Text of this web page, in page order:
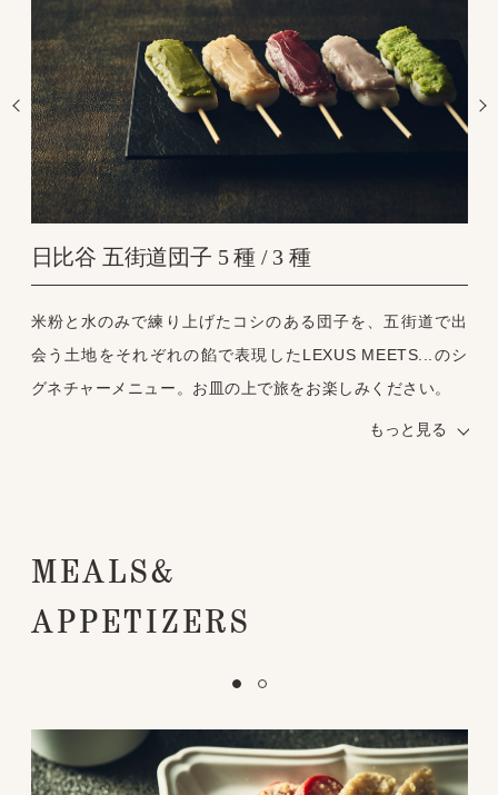
日比谷 五街道団子 5 種 / 3 種
米粉と水のみで練り上げたコシのある団子を、五街道で出
会う土地をそれぞれの餡で表現したLEXUS MEETS...のシ
グネチャーメニュー。お皿の上で旅をお楽しみください。
写真左から、抹茶餡（東海道・静岡）、栗餡（中山道・長
もっと見る
愛知県蒲郡（がまごおり）で長年愛される甘味処「秀月
堂」のかき氷が初めて東京に。素材そのものを感じるシロ
ップと氷の口どけ感に、こだわりと食べる人のことを思う
MEALS&
APPETIZERS